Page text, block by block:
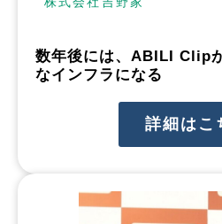
数年後には、ABILI Clip
なインフラになる
詳細はこ